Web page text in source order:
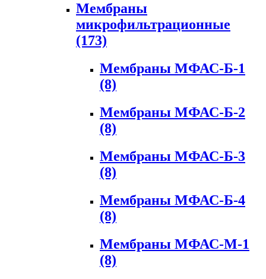
Мембраны
микрофильтрационные
(173)
Мембраны МФАС-Б-1
(8)
Мембраны МФАС-Б-2
(8)
Мембраны МФАС-Б-3
(8)
Мембраны МФАС-Б-4
(8)
Мембраны МФАС-М-1
(8)